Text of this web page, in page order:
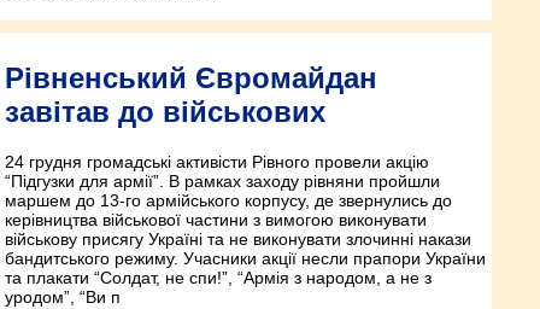
Рівненський Євромайдан
завітав до військових
24 грудня громадські активісти Рівного провели акцію
“Підгузки для армії”. В рамках заходу рівняни пройшли
маршем до 13-го армійського корпусу, де звернулись до
керівництва військової частини з вимогою виконувати
військову присягу Україні та не виконувати злочинні накази
бандитського режиму. Учасники акції нес­ли прапори України
та плакати “Солдат, не спи!”, “Армія з народом, а не з
уродом”, “Ви п